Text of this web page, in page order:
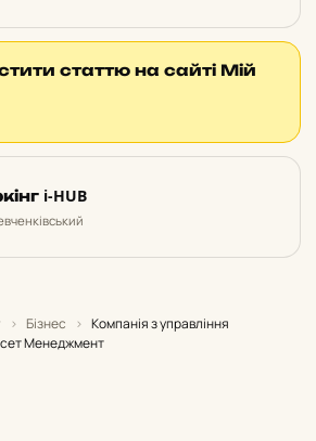
статтю на сайті Мій
i-HUB
› Бізнес › Компанія з управління
Менеджмент